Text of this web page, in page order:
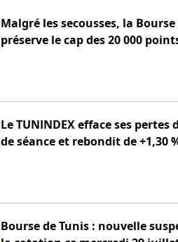
Malgré les secousses, la
préserve le cap des 20 000
Le TUNINDEX efface ses pertes
de séance et rebondit de +1,30
Bourse de Tunis : nouvelle